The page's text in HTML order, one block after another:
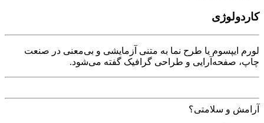
کاردولوژی
لورم ایپسوم یا طرح‌ نما به متنی آزمایشی و بی‌معنی در صنعت
چاپ، صفحه‌آرایی و طراحی گرافیک گفته می‌شود.
آرامش و سلامتی؟